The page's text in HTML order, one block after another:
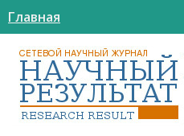
Главная